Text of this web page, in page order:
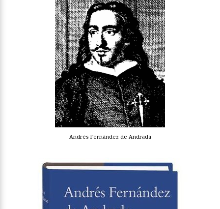
Andrés Fernández de Andrada